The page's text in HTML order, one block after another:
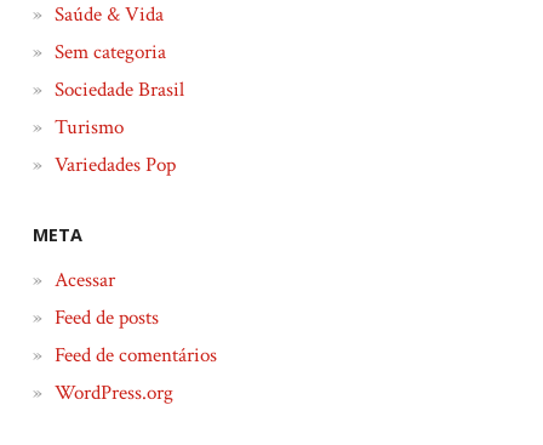
Saúde & Vida
Sem categoria
Sociedade Brasil
Turismo
Variedades Pop
META
Acessar
Feed de posts
Feed de comentários
WordPress.org